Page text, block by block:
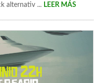
alternativ ... LEER MÁS